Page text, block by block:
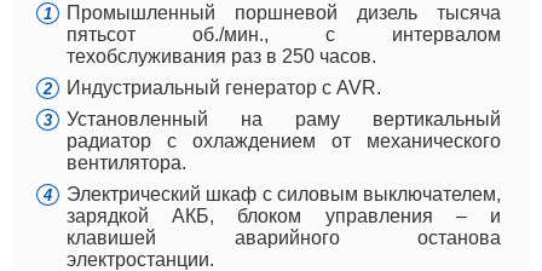
Промышленный поршневой дизель тысяча
пятьсот об./мин., с интервалом
техобслуживания раз в 250 часов.
Индустриальный генератор с AVR.
Установленный на раму вертикальный
радиатор с охлаждением от механического
вентилятора.
Электрический шкаф с силовым выключателем,
зарядкой АКБ, блоком управления – и
клавишей аварийного останова
электростанции.